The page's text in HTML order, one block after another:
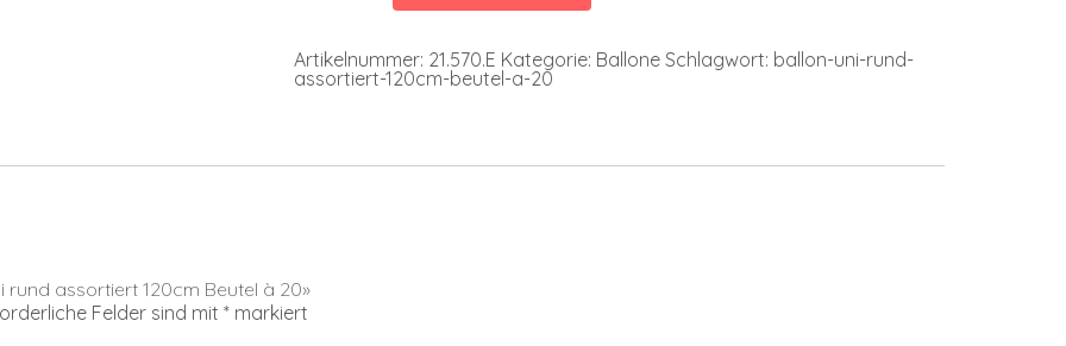
à
20
Artikelnummer: 21.570.E Kategorie: Ballone Schlagwort: ballon-uni-rund-
assortiert-120cm-beutel-a-20
rund assortiert 120cm Beutel à 20»
Felder sind mit * markiert